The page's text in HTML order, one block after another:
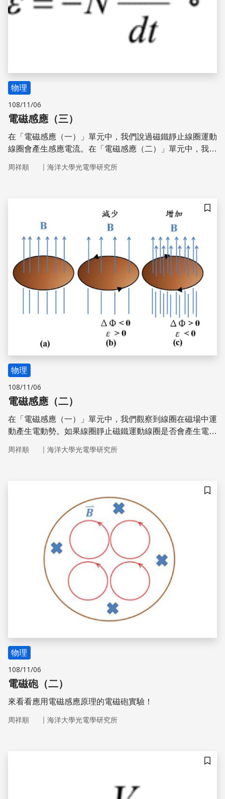
物理
108/11/06
電磁感應（三）
在「電磁感應（一）」單元中，我們說過磁鐵靜止線圈運動
線圈會產生感應電流。在「電磁感應（二）」單元中，我們
中，我們將介紹第三種產生感應電流的方法。
周祥順 ｜ 海洋大學光電學研究所
儲存
物理
108/11/06
電磁感應（二）
在「電磁感應（一）」單元中，我們觀察到線圈在磁場中運
動產生電動勢。如果線圈靜止磁鐵運動線圈是否會產生電動
周祥順 ｜ 海洋大學光電學研究所
儲存
物理
108/11/06
電磁砲（二）
來看看應用電磁感應原理的電磁砲實驗！
周祥順 ｜ 海洋大學光電學研究所
儲存